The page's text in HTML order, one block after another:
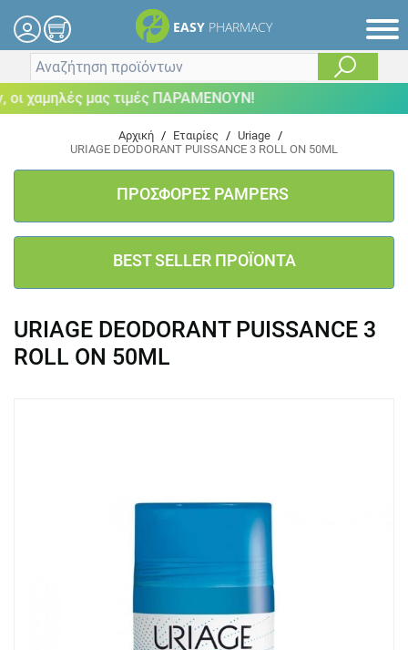
EASY PHARMACY
χαμηλές μας τιμές ΠΑΡΑΜΕΝΟΥΝ!
Αρχική / Εταιρίες / Uriage /
URIAGE DEODORANT PUISSANCE 3 ROLL ON 50ML
ΠΡΟΣΦΟΡΕΣ PAMPERS
BEST SELLER ΠΡΟΪΟΝΤΑ
URIAGE DEODORANT PUISSANCE 3
ROLL ON 50ML